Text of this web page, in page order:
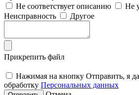
Не соответствует описанию
Не
Неисправность
Другое
Прикрепить файл
Нажимая на кнопку Отправить, я
обработку Персональных данных